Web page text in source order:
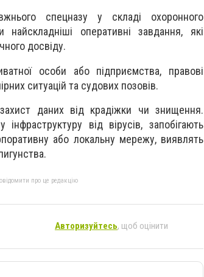
спецназу у складі охоронного
найскладніші оперативні завдання, які
досвіду.
особи або підприємства, правові
ситуацій та судових позовів.
даних від крадіжки чи знищення.
від вірусів, запобігають
або локальну мережу, виявлять
про це редакцію
Авторизуйтесь, щоб оцінити